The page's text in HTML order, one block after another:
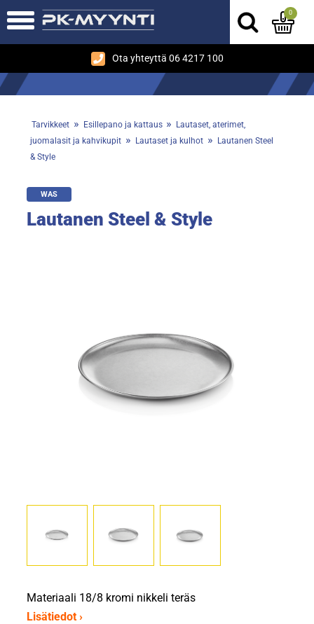
Ota yhteyttä 06 4217 100
0
Tarvikkeet » Esillepano ja kattaus »
Lautaset, aterimet,
juomalasit ja kahvikupit » Lautaset ja kulhot »
Lautanen Steel
& Style
WAS
Lautanen Steel & Style
Materiaali 18/8 kromi nikkeli teräs
Lisätiedot ›